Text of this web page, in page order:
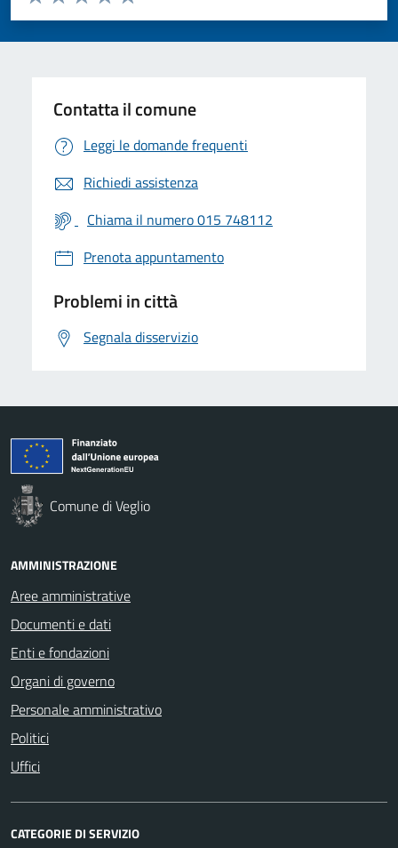
Valuta 5 stelle su 5
Valuta 4 stelle su 5
Valuta 3 stelle su 5
Valuta 2 stelle su 5
Valuta 1 stelle su 5
Contatta il comune
Leggi le domande frequenti
Richiedi assistenza
Chiama il numero 015 748112
Prenota appuntamento
Problemi in città
Segnala disservizio
Comune di Veglio
AMMINISTRAZIONE
Aree amministrative
Documenti e dati
Enti e fondazioni
Organi di governo
Personale amministrativo
Politici
Uffici
CATEGORIE DI SERVIZIO